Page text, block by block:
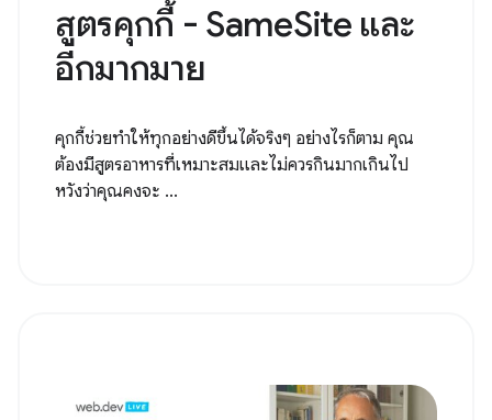
สูตรคุกกี้ - SameSite และ
อีกมากมาย
คุกกี้ช่วยทำให้ทุกอย่างดีขึ้นได้จริงๆ อย่างไรก็ตาม คุณ
ต้องมีสูตรอาหารที่เหมาะสมและไม่ควรกินมากเกินไป
หวังว่าคุณคงจะ ...